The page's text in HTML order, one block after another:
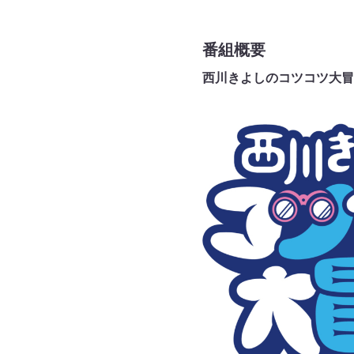
番組概要
西川きよしのコツコツ大